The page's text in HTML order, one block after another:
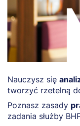
Nauczysz się
tworzyć rzetelną
Poznasz zasady
zadania służby